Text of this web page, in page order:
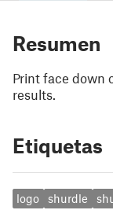
Resumen
Print face down
results.
Etiquetas
logo shurdle